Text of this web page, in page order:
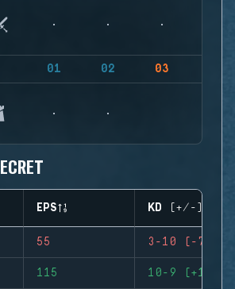
01 02 03
EPS KD (+/-)
55 3-10 (-7)
115 10-9 (+1)